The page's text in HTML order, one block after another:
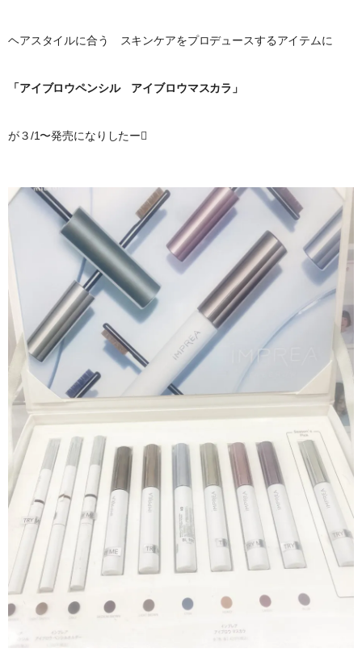
ヘアスタイルに合う スキンケアをプロデュースするアイテムに
「アイブロウペンシル アイブロウマスカラ」
が３/1〜発売になりしたー